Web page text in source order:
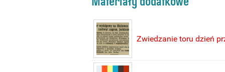
Zwiedzanie toru dzień